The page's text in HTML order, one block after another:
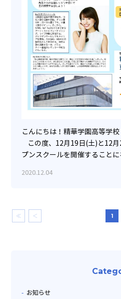
こんにちは！精華学園高等学
この度、12月19日(土)と12
プンスクールを開催すること
2020.12.04
≪ ＜ 1
お知らせ